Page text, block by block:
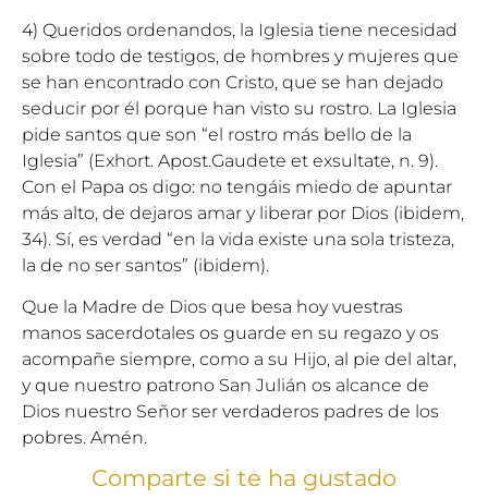
4) Queridos ordenandos, la Iglesia tiene necesidad
sobre todo de testigos, de hombres y mujeres que
se han encontrado con Cristo, que se han dejado
seducir por él porque han visto su rostro. La Iglesia
pide santos que son “el rostro más bello de la
Iglesia” (Exhort. Apost.Gaudete et exsultate, n. 9).
Con el Papa os digo: no tengáis miedo de apuntar
más alto, de dejaros amar y liberar por Dios (ibidem,
34). Sí, es verdad “en la vida existe una sola tristeza,
la de no ser santos” (ibidem).
Que la Madre de Dios que besa hoy vuestras
manos sacerdotales os guarde en su regazo y os
acompañe siempre, como a su Hijo, al pie del altar,
y que nuestro patrono San Julián os alcance de
Dios nuestro Señor ser verdaderos padres de los
pobres. Amén.
Comparte si te ha gustado